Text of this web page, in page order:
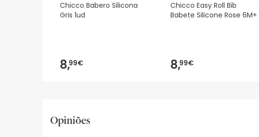
Chicco Babero Silicona
Gris 1ud
8,99€
Chicco Easy Roll Bib
Babete Silicone Rose 6M+
8,99€
Opiniões